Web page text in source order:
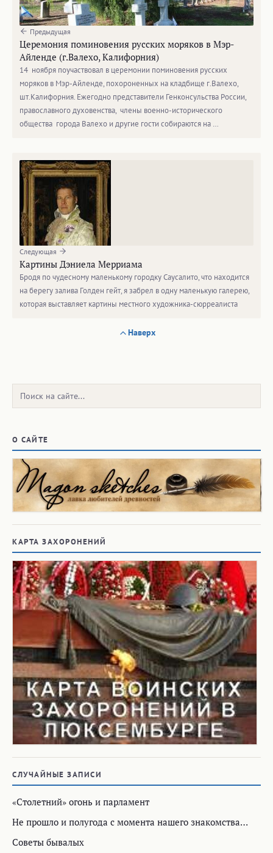
Предыдущая
Церемония поминовения русских моряков в Мэр-
Айленде (г.Валехо, Калифорния)
14 ноября поучаствовал в церемонии поминовения русских
моряков в Мэр-Айленде, похороненных на кладбище г.Валехо,
шт.Калифорния. Ежегодно представители Генконсульства России,
православного духовенства, члены военно-исторического
общества города Валехо и другие гости собираются на …
Следующая
Картины Дэниела Мерриама
Бродя по чудесному маленькому городку Саусалито, что находится
на берегу залива Голден гейт, я забрел в одну маленькую галерею,
которая выставляет картины местного художника-сюрреалиста
Наверх
Поиск:
О САЙТЕ
КАРТА ЗАХОРОНЕНИЙ
СЛУЧАЙНЫЕ ЗАПИСИ
«Столетний» огонь и парламент
Не прошло и полугода с момента нашего знакомства…
Советы бывалых